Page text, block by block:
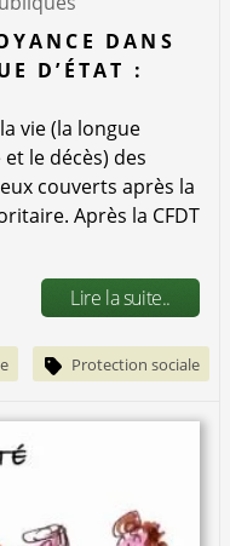
DANS
D’ÉTAT :
vie (la longue
le décès) des
couverts après la
Après la CFDT
Lire la suite..
Protection sociale